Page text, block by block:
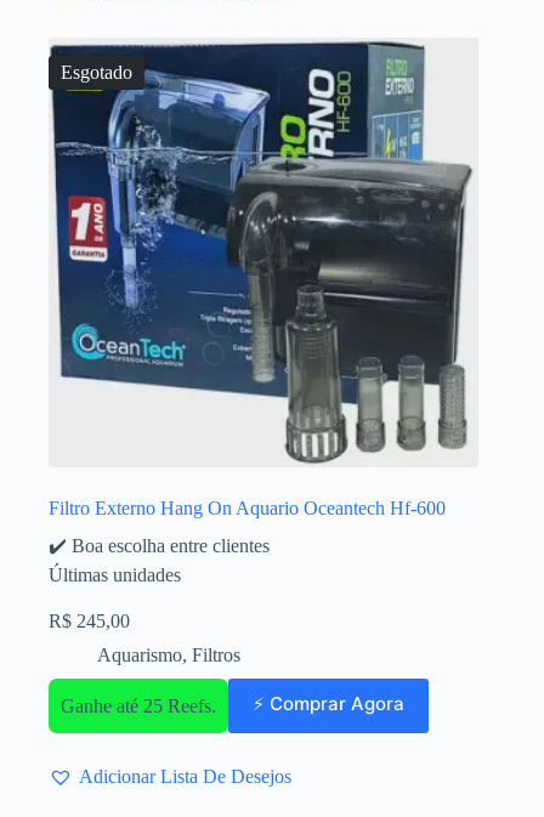
Esgotado
Filtro Externo Hang On Aquario Oceantech Hf-600
✔️ Boa escolha entre clientes
Últimas unidades
R$ 245,00
Aquarismo, Filtros
Ganhe até 25 Reefs. ⚡ Comprar Agora
Adicionar Lista De Desejos